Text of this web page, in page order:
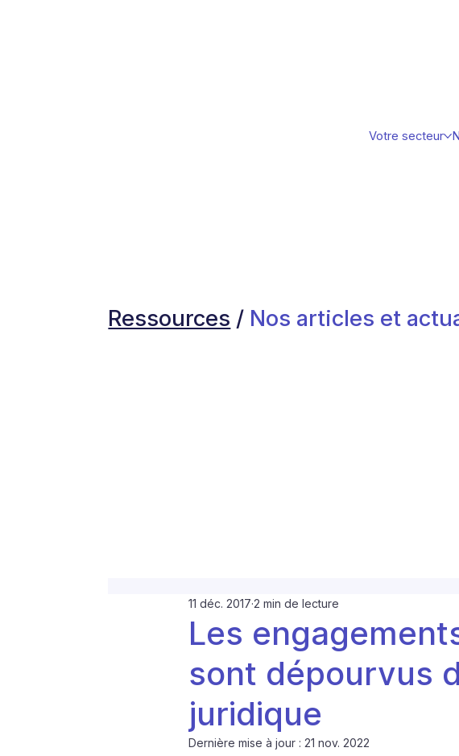
Votre secteur
Ressources / Nos articles et
Les
sont dépourvus
juridique
11 déc. 2017 2 min de lecture
Dernière mise à jour :21 nov. 2022